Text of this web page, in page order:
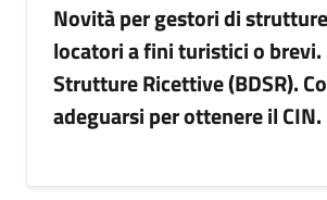
Novità per gestori di
locatori a fini turistici o brevi.
Strutture Ricettive (BDSR).
adeguarsi per ottenere il CIN.